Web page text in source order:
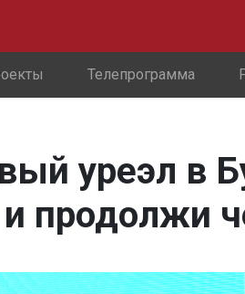
Телепрограмма
уреэл в
продолжи